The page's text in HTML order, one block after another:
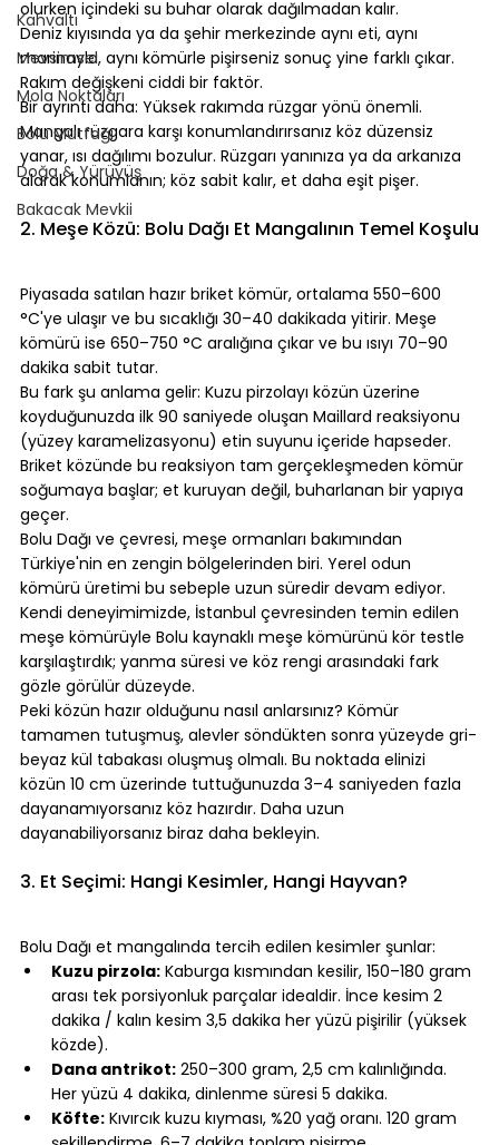
Kahvaltı
Mevsimsel
Mola Noktaları
Bolu Mutfağı
Doğa & Yürüyüş
Bakacak Mevkii
olurken içindeki su buhar olarak dağılmadan kalır.
Deniz kıyısında ya da şehir merkezinde aynı eti, aynı
marinayla, aynı kömürle pişirseniz sonuç yine farklı çıkar.
Rakım değişkeni ciddi bir faktör.
Bir ayrıntı daha: Yüksek rakımda rüzgar yönü önemli.
Mangalı rüzgara karşı konumlandırırsanız köz düzensiz
yanar, ısı dağılımı bozulur. Rüzgarı yanınıza ya da arkanıza
alarak konumlanın; köz sabit kalır, et daha eşit pişer.
⠀
2. Meşe Közü: Bolu Dağı Et Mangalının Temel Koşulu
Piyasada satılan hazır briket kömür, ortalama 550–600
°C'ye ulaşır ve bu sıcaklığı 30–40 dakikada yitirir. Meşe
kömürü ise 650–750 °C aralığına çıkar ve bu ısıyı 70–90
dakika sabit tutar.
Bu fark şu anlama gelir: Kuzu pirzolayı közün üzerine
koyduğunuzda ilk 90 saniyede oluşan Maillard reaksiyonu
(yüzey karamelizasyonu) etin suyunu içeride hapseder.
Briket közünde bu reaksiyon tam gerçekleşmeden kömür
soğumaya başlar; et kuruyan değil, buharlanan bir yapıya
geçer.
Bolu Dağı ve çevresi, meşe ormanları bakımından
Türkiye'nin en zengin bölgelerinden biri. Yerel odun
kömürü üretimi bu sebeple uzun süredir devam ediyor.
Kendi deneyimimizde, İstanbul çevresinden temin edilen
meşe kömürüyle Bolu kaynaklı meşe kömürünü kör testle
karşılaştırdık; yanma süresi ve köz rengi arasındaki fark
gözle görülür düzeyde.
Peki közün hazır olduğunu nasıl anlarsınız? Kömür
tamamen tutuşmuş, alevler söndükten sonra yüzeyde gri-
beyaz kül tabakası oluşmuş olmalı. Bu noktada elinizi
közün 10 cm üzerinde tuttuğunuzda 3–4 saniyeden fazla
dayanamıyorsanız köz hazırdır. Daha uzun
dayanabiliyorsanız biraz daha bekleyin.
3. Et Seçimi: Hangi Kesimler, Hangi Hayvan?
Bolu Dağı et mangalında tercih edilen kesimler şunlar:
Kuzu pirzola: Kaburga kısmından kesilir, 150–180 gram
arası tek porsiyonluk parçalar idealdir. İnce kesim 2
dakika / kalın kesim 3,5 dakika her yüzü pişirilir (yüksek
közde).
Dana antrikot: 250–300 gram, 2,5 cm kalınlığında.
Her yüzü 4 dakika, dinlenme süresi 5 dakika.
Köfte: Kıvırcık kuzu kıyması, %20 yağ oranı. 120 gram